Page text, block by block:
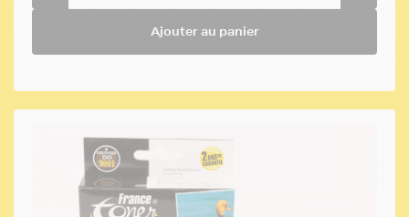
Ajouter au panier